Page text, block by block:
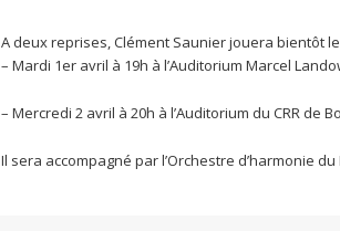
A deux reprises, Clément Saunier jouera bientôt
– Mardi 1er avril à 19h à l’Auditorium Marcel
– Mercredi 2 avril à 20h à l’Auditorium du CRR de
Il sera accompagné par l’Orchestre d’harmonie